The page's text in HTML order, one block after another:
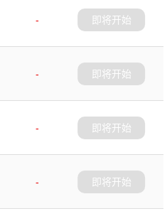
-
即将开始
-
即将开始
-
即将开始
-
即将开始